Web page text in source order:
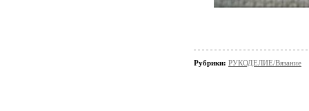
Рубрики: РУКОДЕЛИЕ/Вязание